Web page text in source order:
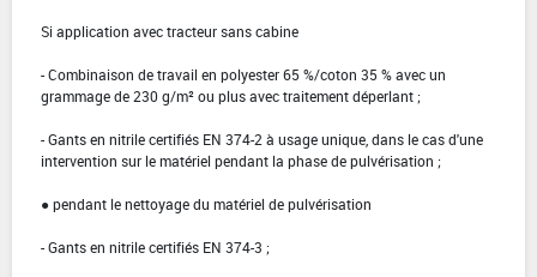
Si application avec tracteur sans cabine
- Combinaison de travail en polyester 65 %/coton 35 % avec un
grammage de 230 g/m² ou plus avec traitement déperlant ;
- Gants en nitrile certifiés EN 374-2 à usage unique, dans le cas d'une
intervention sur le matériel pendant la phase de pulvérisation ;
● pendant le nettoyage du matériel de pulvérisation
- Gants en nitrile certifiés EN 374-3 ;